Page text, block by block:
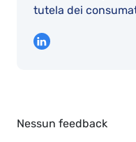
tutela dei
Nessun feedback